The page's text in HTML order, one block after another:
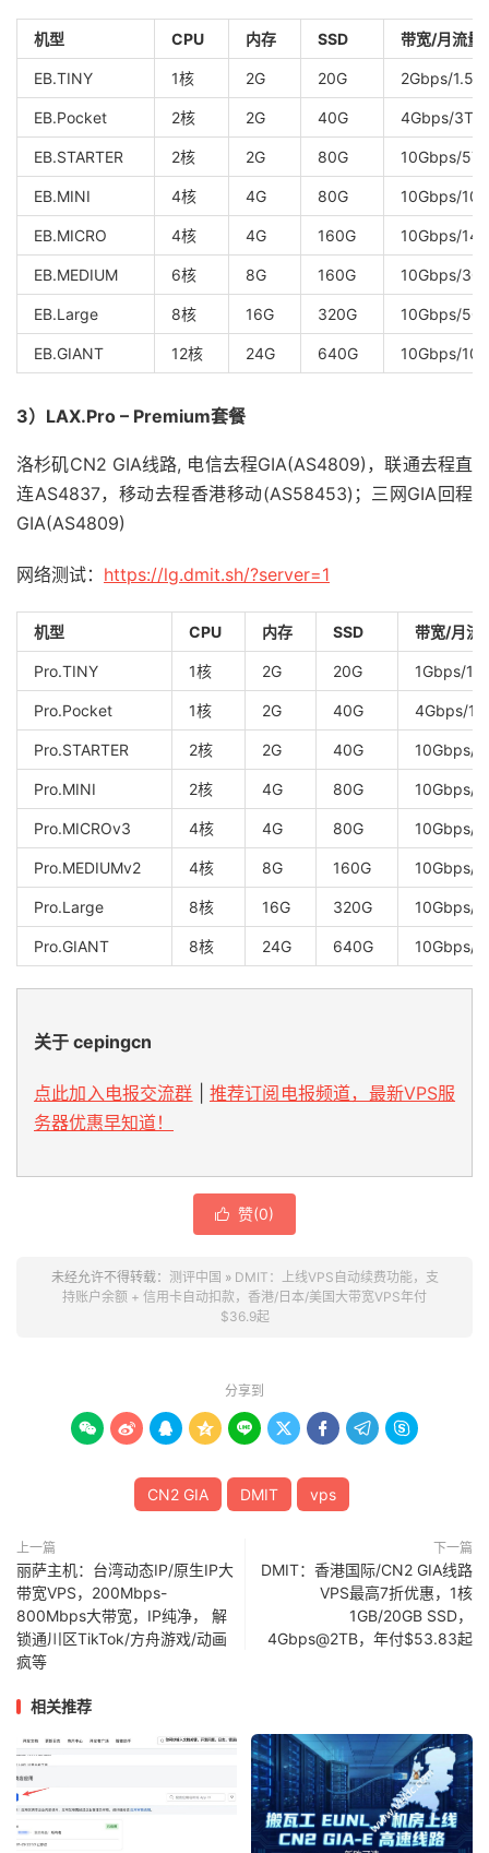
机型 CPU 内存 SSD 带宽/月流量
EB.TINY 1核 2G 20G 2Gbps/1.5T
EB.Pocket 2核 2G 40G 4Gbps/3T
EB.STARTER 2核 2G 80G 10Gbps/5T
EB.MINI 4核 4G 80G 10Gbps/10T
EB.MICRO 4核 4G 160G 10Gbps/14T
EB.MEDIUM 6核 8G 160G 10Gbps/
EB.Large 8核 16G 320G 10Gbps/
EB.GIANT 12核 24G 640G 10Gbps/
3）LAX.Pro – Premium套餐
洛杉矶CN2 GIA线路, 电信去程GIA(AS4809)，联通去程直
连AS4837，移动去程香港移动(AS58453)；三网GIA回程
GIA(AS4809)
网络测试： https://lg.dmit.sh/?server=1
机型 CPU 内存 SSD 带宽/月流
Pro.TINY 1核 2G 20G 1Gbps/1T
Pro.Pocket 1核 2G 40G 4Gbps/
Pro.STARTER 2核 2G 40G 10Gbps/
Pro.MINI 2核 4G 80G 10Gbps/
Pro.MICROv3 4核 4G 80G 10Gbps/
Pro.MEDIUMv2 4核 8G 160G 10Gbps/
Pro.Large 8核 16G 320G 10Gbps/
Pro.GIANT 8核 24G 640G 10Gbps/
关于 cepingcn
点此加入电报交流群
推荐订阅电报频道，最新VPS服
务器优惠早知道！
 赞(0)
未经允许不得转载： 测评中国 » DMIT：上线VPS自动续费功能，支
持账户余额 + 信用卡自动扣款，香港/日本/美国大带宽VPS年付
$36.9起
分享到
        
CN2 GIA DMIT vps
上一篇
丽萨主机：台湾动态IP/原生IP大
带宽VPS，200Mbps-
800Mbps大带宽，IP纯净， 解
锁通川区TikTok/方舟游戏/动画
疯等
下一篇
DMIT：香港国际/CN2 GIA线路
VPS最高7折优惠，1核
1GB/20GB SSD，
4Gbps@2TB，年付$53.83起
相关推荐